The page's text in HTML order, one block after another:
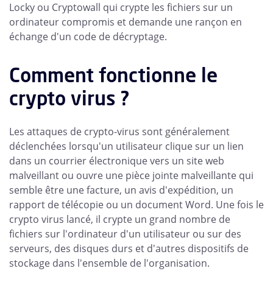
Locky ou Cryptowall qui crypte les fichiers sur un
ordinateur compromis et demande une rançon en
échange d'un code de décryptage.
Comment fonctionne le
crypto virus ?
Les attaques de crypto-virus sont généralement
déclenchées lorsqu'un utilisateur clique sur un lien
dans un courrier électronique vers un site web
malveillant ou ouvre une pièce jointe malveillante qui
semble être une facture, un avis d'expédition, un
rapport de télécopie ou un document Word. Une fois le
crypto virus lancé, il crypte un grand nombre de
fichiers sur l'ordinateur d'un utilisateur ou sur des
serveurs, des disques durs et d'autres dispositifs de
stockage dans l'ensemble de l'organisation.